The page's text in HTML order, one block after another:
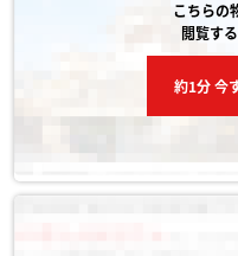
こちらの
閲覧す
約1分 今